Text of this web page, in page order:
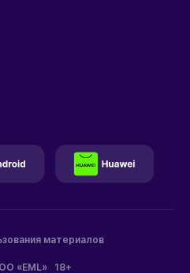
«EML» 18+
материалов